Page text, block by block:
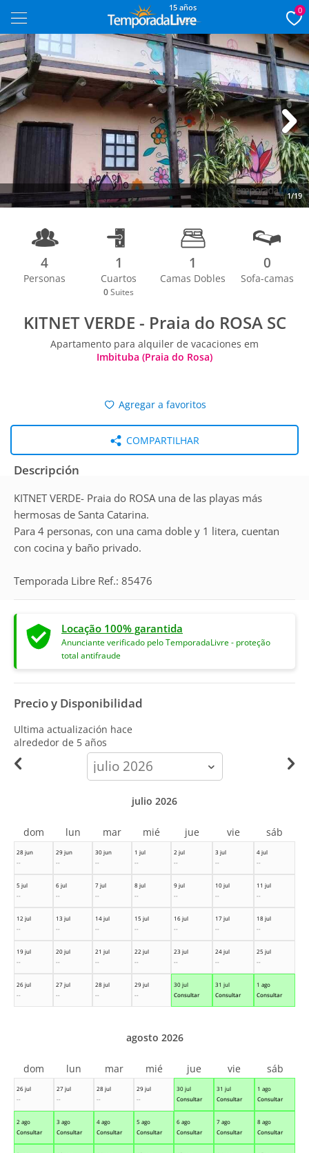
15 años 0
1/19
Next
4
Personas
1
Cuartos
0 Suites
1
Camas Dobles
0
Sofa-camas
KITNET VERDE - Praia do ROSA SC
Apartamento para alquiler de vacaciones em
Imbituba (Praia do Rosa)
Agregar a favoritos
COMPARTILHAR
Descripción
KITNET VERDE- Praia do ROSA una de las playas más
hermosas de Santa Catarina.
Para 4 personas, con una cama doble y 1 litera, cuentan
con cocina y baño privado.
Temporada Libre Ref.: 85476
Locação 100% garantida
Anunciante verificado pelo TemporadaLivre - proteção
total antifraude
Precio y Disponibilidad
Ultima actualización hace
alrededor de 5 años
calendar-
month
28 jun
--
29 jun
--
30 jun
--
1 jul
--
2 jul
--
3 jul
--
4 jul
--
5 jul
--
6 jul
--
7 jul
--
8 jul
--
9 jul
--
10 jul
--
11 jul
--
12 jul
--
13 jul
--
14 jul
--
15 jul
--
16 jul
--
17 jul
--
18 jul
--
19 jul
--
20 jul
--
21 jul
--
22 jul
--
23 jul
--
24 jul
--
25 jul
--
26 jul
--
27 jul
--
28 jul
--
29 jul
--
30 jul
Consultar
31 jul
Consultar
1 ago
Consultar
julio 2026
dom lun mar mié jue vie sáb
26 jul
--
27 jul
--
28 jul
--
29 jul
--
30 jul
Consultar
31 jul
Consultar
1 ago
Consultar
2 ago
Consultar
3 ago
Consultar
4 ago
Consultar
5 ago
Consultar
6 ago
Consultar
7 ago
Consultar
8 ago
Consultar
agosto 2026
dom lun mar mié jue vie sáb